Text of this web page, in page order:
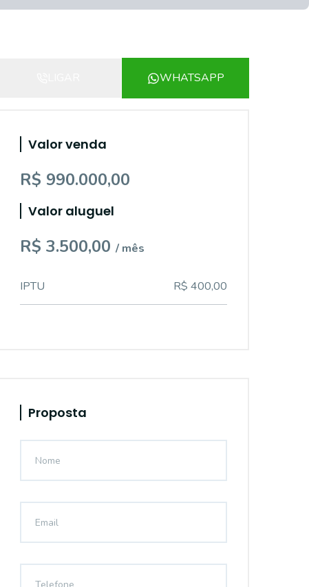
WHATSAPP
Valor venda
R$ 990.000,00
Valor aluguel
R$ 3.500,00 / mês
IPTU R$ 400,00
Proposta